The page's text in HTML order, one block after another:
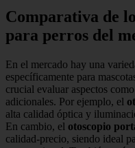
Comparativa de
para perros del
En el mercado hay una
específicamente para
crucial evaluar aspectos como
adicionales. Por ejemplo, el
alta calidad óptica y
En cambio, el otoscopio
calidad-precio, siendo ideal